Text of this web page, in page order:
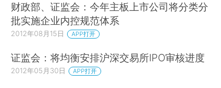
财政部、证监会：今年主板上市公司将分类分
批实施企业内控规范体系
2012年08月15日 APP打开
证监会：将均衡安排沪深交易所IPO审核进度
2012年05月30日 APP打开